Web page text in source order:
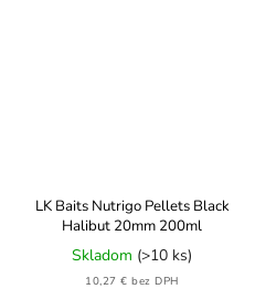
LK Baits Nutrigo Pellets Black
Halibut 20mm 200ml
Skladom (>10 ks)
10,27 € bez DPH